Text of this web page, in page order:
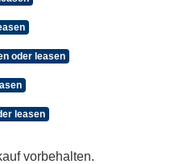
oder leasen
leasen
vorbehalten.